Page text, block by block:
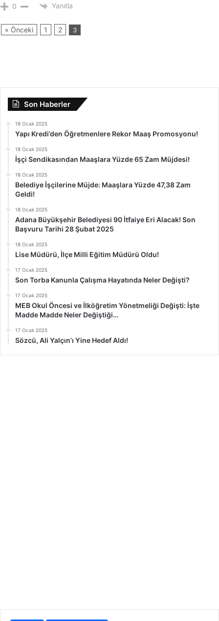
0 Yanıtla
« Önceki 1 2 3
Son Haberler
18 Ocak 2025
Yapı Kredi’den Öğretmenlere Rekor Maaş Promosyonu!
18 Ocak 2025
İşçi Sendikasından Maaşlara Yüzde 65 Zam Müjdesi!
18 Ocak 2025
Belediye İşçilerine Müjde: Maaşlara Yüzde 47,38 Zam
Geldi!
18 Ocak 2025
Adana Büyükşehir Belediyesi 90 İtfaiye Eri Alacak! Son
Başvuru Tarihi 28 Şubat 2025
18 Ocak 2025
Lise Müdürü, İlçe Milli Eğitim Müdürü Oldu!
17 Ocak 2025
Son Torba Kanunla Çalışma Hayatında Neler Değişti?
17 Ocak 2025
MEB Okul Öncesi ve İlköğretim Yönetmeliği Değişti: İşte
Madde Madde Neler Değiştiği…
17 Ocak 2025
Sözcü, Ali Yalçın’ı Yine Hedef Aldı!